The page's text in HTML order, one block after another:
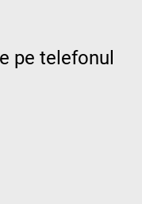
pe telefonul